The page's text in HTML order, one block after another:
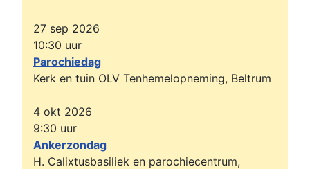
27 sep 2026
10:30 uur
Parochiedag
Kerk en tuin OLV Tenhemelopneming, Beltrum
4 okt 2026
9:30 uur
Ankerzondag
H. Calixtusbasiliek en parochiecentrum,